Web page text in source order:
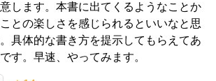
します。本書に出てくるようなことか
との楽しさを感じられるといいなと思
具体的な書き方を提示してもらえてあ
す。早速、やってみます。